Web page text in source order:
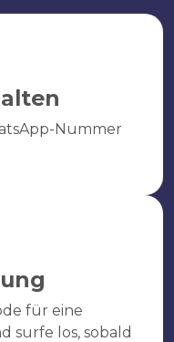
Nummer
für eine
surfe los, sobald